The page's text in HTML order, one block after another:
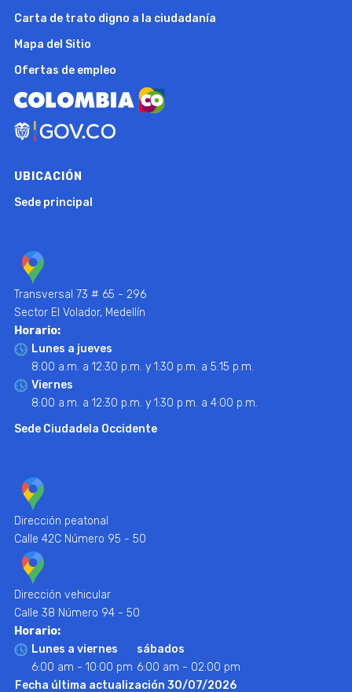
Carta de trato digno a la ciudadanía
Mapa del Sitio
Ofertas de empleo
UBICACIÓN
Sede principal
Transversal 73 # 65 - 296
Sector El Volador, Medellín
Horario:
Lunes a jueves
8:00 a.m. a 12:30 p.m. y 1:30 p.m. a 5:15 p.m.
Viernes
8:00 a.m. a 12:30 p.m. y 1:30 p.m. a 4:00 p.m.
Sede Ciudadela Occidente
Dirección peatonal
Calle 42C Número 95 - 50
Dirección vehicular
Calle 38 Número 94 - 50
Horario:
Lunes a viernes
6:00 am - 10:00 pm
sábados
6:00 am - 02:00 pm
Fecha última actualización 30/07/2026